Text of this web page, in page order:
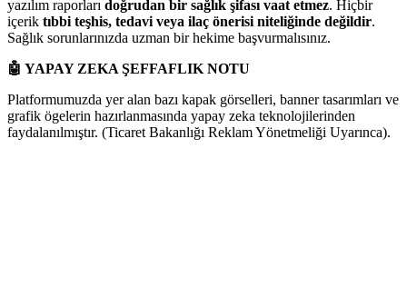
yazılım raporları doğrudan bir sağlık şifası vaat etmez. Hiçbir
içerik tıbbi teşhis, tedavi veya ilaç önerisi niteliğinde değildir.
Sağlık sorunlarınızda uzman bir hekime başvurmalısınız.
🤖 YAPAY ZEKA ŞEFFAFLIK NOTU
Platformumuzda yer alan bazı kapak görselleri, banner tasarımları ve
grafik ögelerin hazırlanmasında yapay zeka teknolojilerinden
faydalanılmıştır. (Ticaret Bakanlığı Reklam Yönetmeliği Uyarınca).